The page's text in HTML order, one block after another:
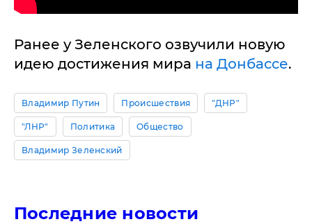
Ранее у Зеленского озвучили новую
идею достижения мира на Донбассе.
Владимир Путин Происшествия "ДНР"
"ЛНР" Политика Общество
Владимир Зеленский
Последние новости